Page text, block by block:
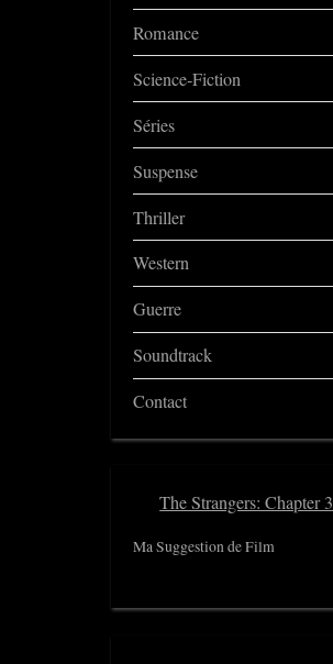
Romance
Science-Fiction
Séries
Suspense
Thriller
Western
Guerre
Soundtrack
Contact
The Strangers: Chapter 3
Ma Suggestion de Film